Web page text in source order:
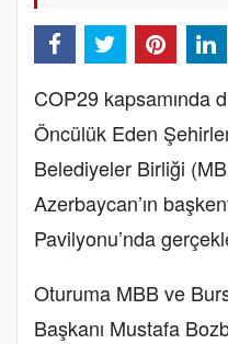
COP29 kapsamında
Öncülük Eden
Belediyeler Birliği
Azerbaycan’ın
Pavilyonu’nda
Oturuma MBB ve
Başkanı Mustafa